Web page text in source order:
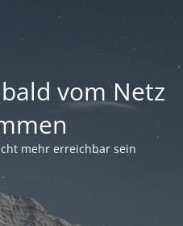
vom Netz
mehr erreichbar sein